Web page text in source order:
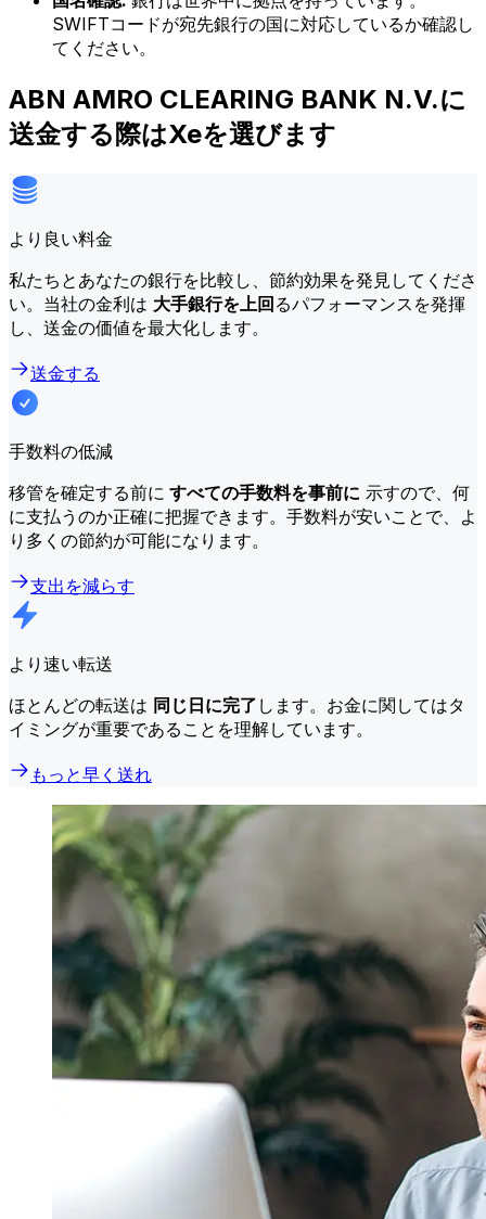
SWIFTコードが宛先銀行の国に対応しているか確認し
てください。
ABN AMRO CLEARING BANK N.V.に
送金する際はXeを選びます
より良い料金
私たちとあなたの銀行を比較し、節約効果を発見してくださ
い。当社の金利は 大手銀行を上回るパフォーマンスを発揮
し、送金の価値を最大化します。
送金する
手数料の低減
移管を確定する前に すべての手数料を事前に 示すので、何
に支払うのか正確に把握できます。手数料が安いことで、よ
り多くの節約が可能になります。
支出を減らす
より速い転送
ほとんどの転送は 同じ日に完了 します。お金に関してはタ
イミングが重要であることを理解しています。
もっと早く送れ